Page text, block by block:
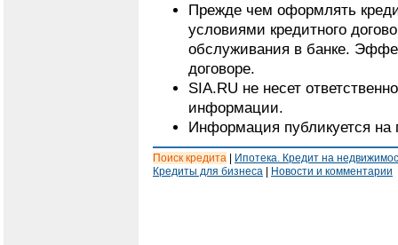
Прежде чем оформлять
условиями кредитного
обслуживания в банке.
договоре.
SIA.RU не несет
информации.
Информация публикуется на
Поиск кредита
Ипотека. Кредит на
Кредиты для бизнеса
Новости и комментарии